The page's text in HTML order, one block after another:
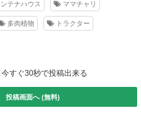
ンテナハウス ママチャリ
多肉植物 トラクター
すぐ30秒で投稿出来る
投稿画面へ (無料)